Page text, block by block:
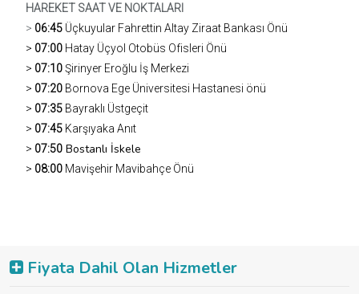
HAREKET SAAT VE NOKTALARI
> 06:45 Üçkuyular Fahrettin Altay Ziraat Bankası Önü
> 07:00 Hatay Üçyol Otobüs Ofisleri Önü
> 07:10Şirinyer Eroğlu İş Merkezi
> 07:20 Bornova Ege Üniversitesi Hastanesi önü
> 07:35 Bayraklı Üstgeçit
> 07:45 Karşıyaka Anıt
> 07:50 Bostanlı İskele
> 08:00 Mavişehir Mavibahçe Önü
Sabah belirlenen saatlerde duraklarımızdan misafirlerimizi
Fiyata Dahil Olan Hizmetler